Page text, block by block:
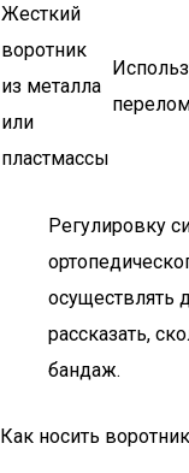
Жесткий
воротник
из металла
или
пластмассы
Регулировку
осуществлять
рассказать,
бандаж.
Как носить